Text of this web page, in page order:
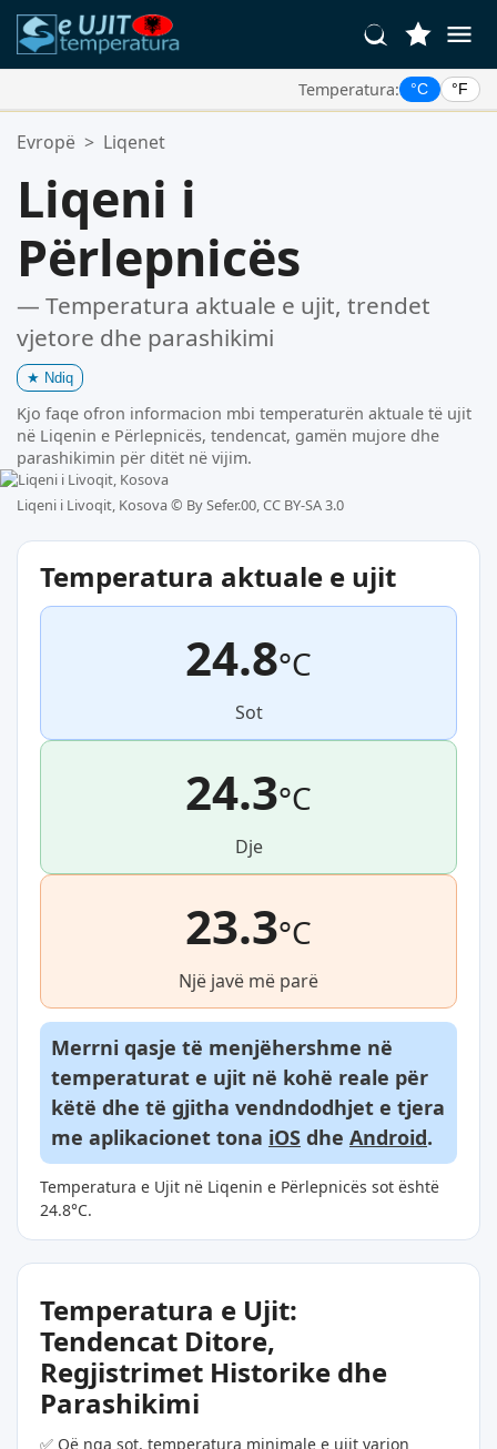
Temperatura: °C °F
Vendet Tua Të Preferuara:
Evropë > Liqenet
Liqeni i
Përlepnicës
— Temperatura aktuale e ujit, trendet
vjetore dhe parashikimi
★ Ndiq
Kjo faqe ofron informacion mbi temperaturën aktuale të ujit
në Liqenin e Përlepnicës, tendencat, gamën mujore dhe
parashikimin për ditët në vijim.
Liqeni i Livoqit, Kosova © By Sefer.00, CC BY-SA 3.0
Temperatura aktuale e ujit
24.8°C
Sot
24.3°C
Dje
23.3°C
Një javë më parë
Merrni qasje të menjëhershme në
temperaturat e ujit në kohë reale për
këtë dhe të gjitha vendndodhjet e tjera
me aplikacionet tona iOS dhe Android.
Temperatura e Ujit në Liqenin e Përlepnicës sot është
24.8°C.
Temperatura e Ujit:
Tendencat Ditore,
Regjistrimet Historike dhe
Parashikimi
✅ Që nga sot, temperatura minimale e ujit varion